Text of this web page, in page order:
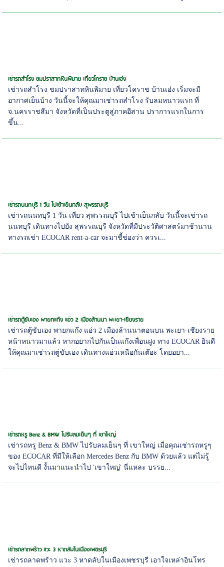
เช่ารถสำโรง ชมปราสาทหินพิมาย เที่ยวโคราช บ้านเอ๋ง
เช่ารถสำโรง ชมปราสาทหินพิมาย เที่ยวโคราช บ้านเอ๋ง เริ่มจะมี
อากาศเย็นบ้าง วันนี้จะให้คุณมาเช่ารถสำโรง รับลมหนาวแรก ที่
จ.นครราชสีมา จังหวัดที่เป็นประตูสู่ภาคอีสาน ปราการแรกในการ
ขึ้น...
เช่ารถนนทบุรี 1 วัน ไปเช้าเย็นกลับ สุพรรณบุรี
เช่ารถนนทบุรี 1 วัน เที่ยว สุพรรณบุรี ไปเช้าเย็นกลับ วันนี้จะเช่ารถ
นนทบุรี เดินทางไปยัง สุพรรณบุรี จังหวัดที่มีประวัติศาสตร์มาช้านาน
ทางรถเช่า ECOCAR rent-a-car จะมาชี้ช่องว่า ควรเ...
เช่ารถตู้ขับเอง พายกแก๊ง แอ่ว 2 เมืองล้านนา พะเยา-เชียงราย
เช่ารถตู้ขับเอง พายกแก๊ง แอ่ว 2 เมืองล้านนาตอนบน พะเยา-เชียงราย
หน้าหนาวมาแล้ว หากอยากไปกันเป็นแก๊งเพื่อนฝูง ทาง ECOCAR ยินดี
ให้คุณมาเช่ารถตู่ขับเอง เดินทางแอ่วเหนือกันเต๊อะ โดยอยา...
เช่ารถหรู Benz & BMW ไปรับลมเย็นๆ ที่ เขาใหญ่
เช่ารถหรู Benz & BMW ไปรับลมเย็นๆ ที่ เขาใหญ่ เมื่อคุณเช่ารถหรูๆ
ของ ECOCAR ที่มีให้เลือก Mercedes Benz กับ BMW ด้วยแล้ว แต่ไม่รู้
จะไปไหนดี งั้นมาแนะนำไป 'เขาใหญ่' นี่แหละ บรรย...
เช่ารถลาดพร้าว แวะ 3 หาดลับในเมืองเพชรบุรี
เช่ารถลาดพร้าว แวะ 3 หาดลับในเมืองเพชรบุรี เอาใจเหล่าอินโทร